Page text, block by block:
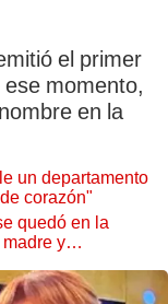
el primer
momento,
en la
un departamento
corazón"
quedó en la
y